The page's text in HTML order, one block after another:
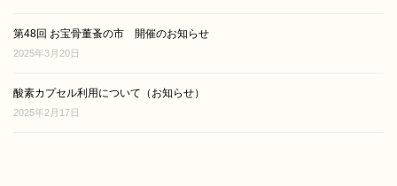
第48回 お宝骨董蚤の市 開催のお知らせ
2025年3月20日
酸素カプセル利用について（お知らせ）
2025年2月17日